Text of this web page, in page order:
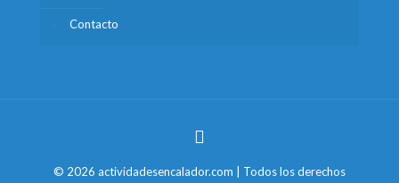
Contacto
© 2026 actividadesencalador.com | Todos los derechos